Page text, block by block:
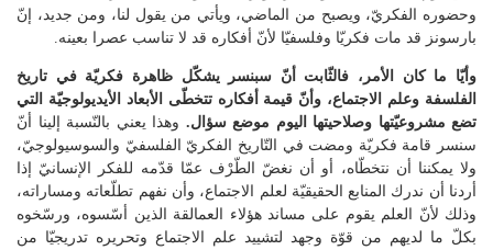
وحضوره الفكريّ، ويصبح من الماضي، ويأتي من يقول لنا، ومن جديد، إنّ
بارسونز قد مات فكريّا وفلسفيّا لأنّ أفكاره قد لا تناسب عصرا بعينه.
وأيّا ما كان الأمر، فالثّابت أنّ سبنسر يشكّل ظاهرة فكريّة في تاريخ
الفلسفة وعلم الاجتماع، وأنّ قيمة أفكاره تتخطّى الأبعاد الأيديولوجيّة التي
تضع مشروعيّتها وصلاحيتها اليوم موضع سؤال. وهذا يعني بالنّسبة إلينا أنّ
سنسر قامة فكريّة ومضت في التّاريخ الفكريّ الفلسفيّ والسوسيولوجيّ،
ولا يمكننا أن نتخطّاه، أو أن نغضّ الطّرْف عمّا قدّمه للفكر الإنسانيّ إذا
أردنا أن ندرك المنابع الحقيقيّة لعلم الاجتماع، وأن نفهم تطلّعاته ومساراته،
وذلك لأنّ العلم يقوم على مساند هؤلاء العمالقة الذين أسّسوه، ورسّخوه
بكلّ ما لديهم من قوّة وجهد لتشييد علم الاجتماع وتحريره تدريجيّا من